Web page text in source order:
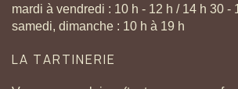
mardi à vendredi : 10 h - 12 h / 14 h 30 -
samedi, dimanche : 10 h à 19 h
LA TARTINERIE